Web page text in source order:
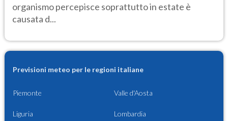
organismo percepisce soprattutto in estate è
causata d...
Previsioni meteo per le regioni italiane
Piemonte Valle d'Aosta
Liguria Lombardia